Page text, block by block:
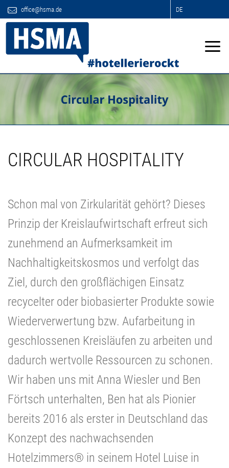
office@hsma.de DE
CIRCULAR HOSPITALITY
Schon mal von Zirkularität gehört? Dieses
Prinzip der Kreislaufwirtschaft erfreut sich
zunehmend an Aufmerksamkeit im
Nachhaltigkeitskosmos und verfolgt das
Ziel, durch den großflächigen Einsatz
recycelter oder biobasierter Produkte sowie
Wiederverwertung bzw. Aufarbeitung in
geschlossenen Kreisläufen zu arbeiten und
dadurch wertvolle Ressourcen zu schonen.
Wir haben uns mit Anna Wiesler und Ben
Förtsch unterhalten, Ben hat als Pionier
bereits 2016 als erster in Deutschland das
Konzept des nachwachsenden
Hotelzimmers® in seinem Hotel Luise in